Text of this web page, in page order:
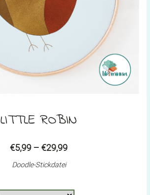
LITTLE ROBIN
€5,99 – €29,99Price
through
Doodle-Stickdatei